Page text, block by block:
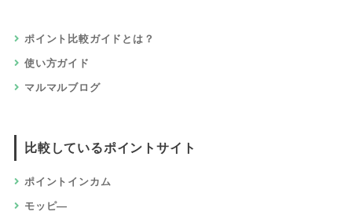
ポイント比較ガイドとは？
使い方ガイド
マルマルブログ
比較しているポイントサイト
ポイントインカム
モッピ―